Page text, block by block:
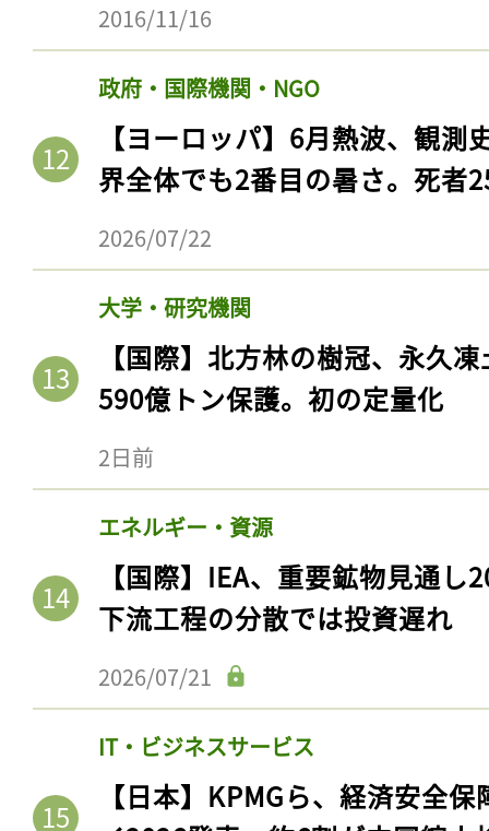
2016/11/16
政府・国際機関・NGO
【ヨーロッパ】6月熱波、観
界全体でも2番目の暑さ。死者
2026/07/22
大学・研究機関
【国際】北方林の樹冠、永久
590億トン保護。初の定量化
2日前
エネルギー・資源
【国際】IEA、重要鉱物見通
下流工程の分散では投資遅れ
2026/07/21
IT・ビジネスサービス
【日本】KPMGら、経済安全